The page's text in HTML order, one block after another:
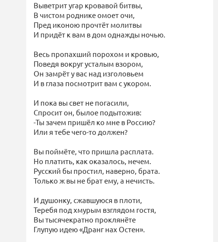
Выветрит угар кровавой битвы,
В чистом роднике омоет очи,
Пред иконою прочтёт молитвы
И придёт к вам в дом однажды ночью.
Весь пропахший порохом и кровью,
Поведя вокруг усталым взором,
Он замрёт у вас над изголовьем
И в глаза посмотрит вам с укором.
И пока вы свет не погасили,
Спросит он, былое подытожив:
-Ты зачем пришёл ко мне в Россию?
Или я тебе чего-то должен?
Вы поймёте, что пришла расплата.
Но платить, как оказалось, нечем.
Русский бы простил, наверно, брата.
Только ж вы не брат ему, а нечисть.
И душонку, сжавшуюся в плоти,
Теребя под хмурым взглядом гостя,
Вы тысячекратно проклянёте
Глупую идею «Дранг нах Остен».